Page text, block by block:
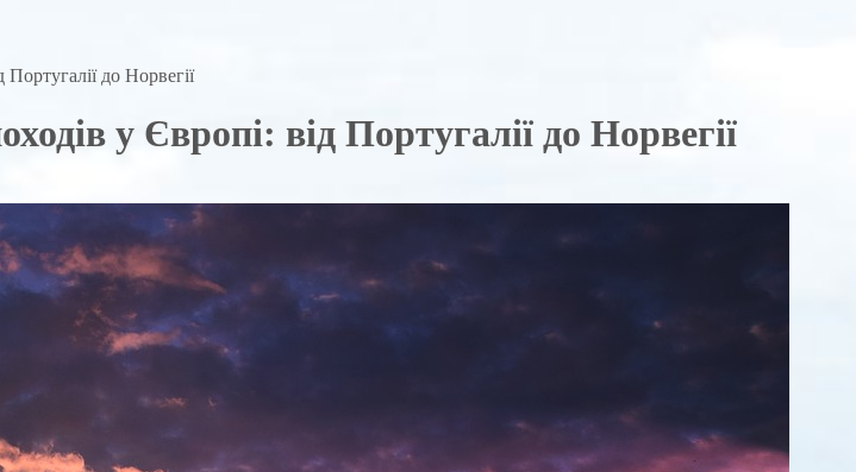
до Норвегії
у Європі: від Португалії до Норвегії